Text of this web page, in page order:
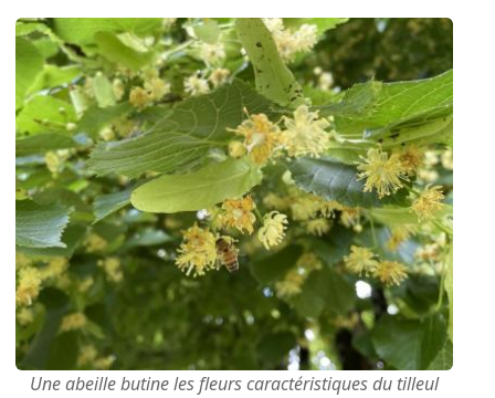
Une abeille butine les fleurs caractéristiques du tilleul